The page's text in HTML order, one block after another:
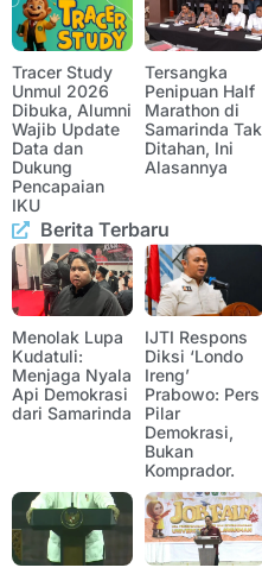
Tracer Study
Unmul 2026
Dibuka, Alumni
Wajib Update
Data dan
Dukung
Pencapaian
IKU
Tersangka
Penipuan Half
Marathon di
Samarinda Tak
Ditahan, Ini
Alasannya
Berita Terbaru
Menolak Lupa
Kudatuli:
Menjaga Nyala
Api Demokrasi
dari Samarinda
IJTI Respons
Diksi ‘Londo
Ireng’
Prabowo: Pers
Pilar
Demokrasi,
Bukan
Komprador.